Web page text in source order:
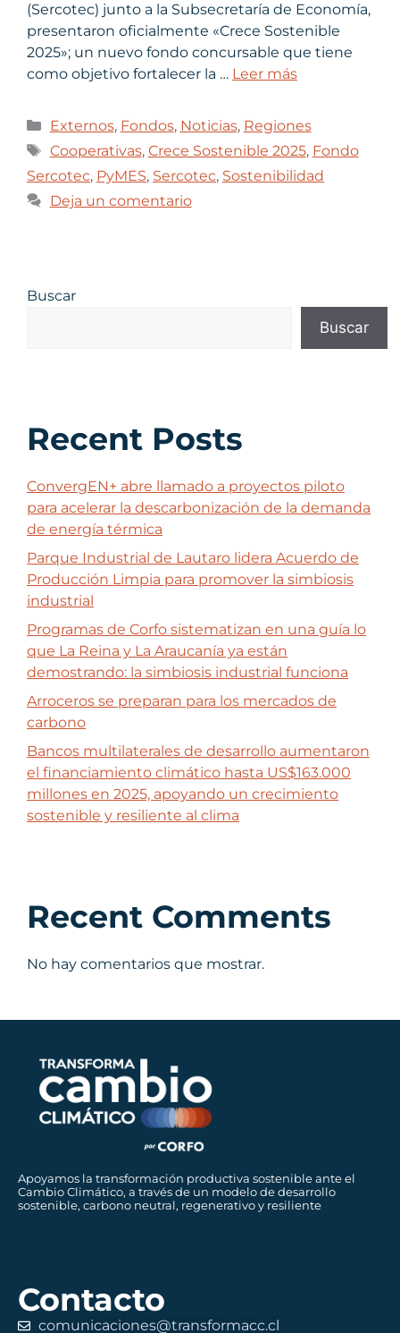
(Sercotec) junto a la Subsecretaría de Economía,
presentaron oficialmente «Crece Sostenible
2025»; un nuevo fondo concursable que tiene
como objetivo fortalecer la … Leer más
Externos, Fondos, Noticias, Regiones
Cooperativas, Crece Sostenible 2025, Fondo
Sercotec, PyMES, Sercotec, Sostenibilidad
Deja un comentario
Buscar
Buscar
Recent Posts
ConvergEN+ abre llamado a proyectos piloto
para acelerar la descarbonización de la demanda
de energía térmica
Parque Industrial de Lautaro lidera Acuerdo de
Producción Limpia para promover la simbiosis
industrial
Programas de Corfo sistematizan en una guía lo
que La Reina y La Araucanía ya están
demostrando: la simbiosis industrial funciona
Arroceros se preparan para los mercados de
carbono
Bancos multilaterales de desarrollo aumentaron
el financiamiento climático hasta US$163.000
millones en 2025, apoyando un crecimiento
sostenible y resiliente al clima
Recent Comments
No hay comentarios que mostrar.
Apoyamos la transformación productiva sostenible ante el
Cambio Climático, a través de un modelo de desarrollo
sostenible, carbono neutral, regenerativo y resiliente
Contacto
comunicaciones@transformacc.cl